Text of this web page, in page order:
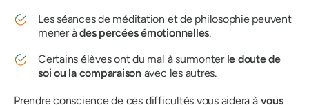
Les séances de méditation et de philosophie peuvent
mener àdes percées émotionnelles.
Certains élèves ont du mal à surmonter le doute de
soi ou la comparaisonavec les autres.
Prendre conscience de ces difficultés vous aidera à vous